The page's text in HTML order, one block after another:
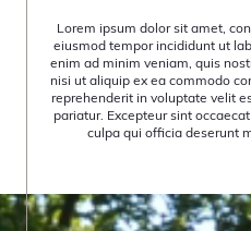
Lorem ipsum dolor sit amet,
eiusmod tempor incididunt ut
enim ad minim veniam, quis
nisi ut aliquip ex ea commodo
reprehenderit in voluptate velit
pariatur. Excepteur sint
culpa qui officia deserunt